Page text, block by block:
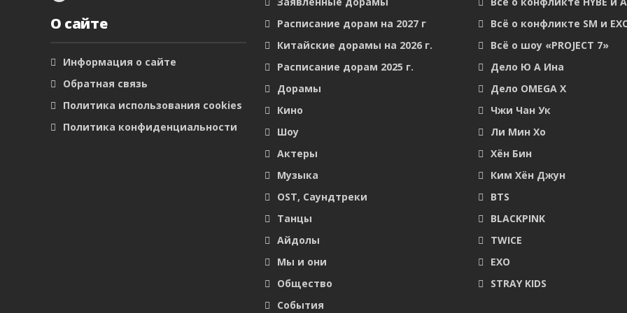
О сайте
Информация о сайте
Обратная связь
Политика использования cookies
Политика конфиденциальности
Расписание дорам на 2027 г
Китайские дорамы на 2026 г.
Расписание дорам 2025 г.
Дорамы
Кино
Шоу
Актеры
Музыка
OST, Саундтреки
Танцы
Айдолы
Мы и они
Общество
События
Всё о конфликте SM и
Всё о шоу «PROJECT 7»
Дело Ю А Ина
Дело OMEGA X
Чжи Чан Ук
Ли Мин Хо
Хён Бин
Ким Хён Джун
BTS
BLACKPINK
TWICE
EXO
STRAY KIDS